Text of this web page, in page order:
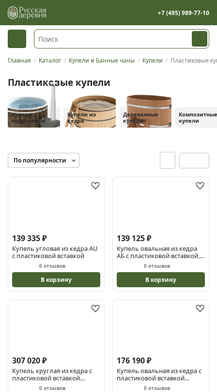
+7 (495) 989-77-10
Главная Каталог Купели и Банные чаны Купели Пластиковые
Пластиковые купели
Купели с
подогревом
Купели из
кедра
Деревянные
купели
Композитные
купели
139 335 ₽
Купель угловая из кедра АU
с пластиковой вставкой
0 отзывов
В корзину
139 125 ₽
Купель овальная из кедра
АБ с пластиковой вставкой, с
тонировкой0 отзывов
В корзину
307 020 ₽
Купель круглая из кедра с
пластиковой вставкой
ПРЕМИУМ5 2х2х1.2
0 отзывов
176 190 ₽
Купель овальная из кедра с
пластиковой вставкой
ПРЕМИУМ8 1.4х0.78х1.4
0 отзывов